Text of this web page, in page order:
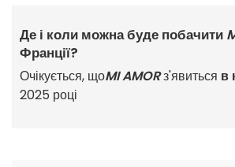
Де і коли можна буде побачити
Франції?
Очікується, щоMI AMORз'явиться в
2025 році